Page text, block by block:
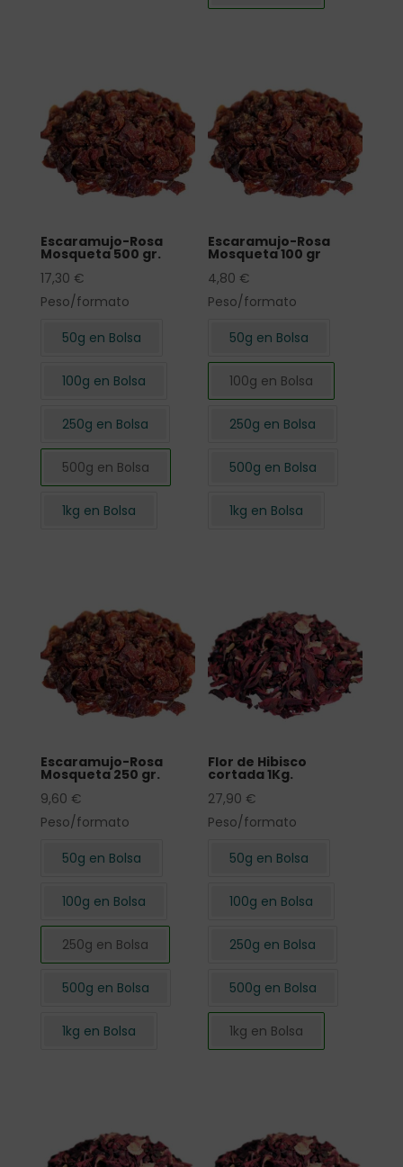
Escaramujo-Rosa
Mosqueta 500 gr.
17,30 €
Peso/formato
50g en Bolsa
100g en Bolsa
250g en Bolsa
500g en Bolsa
1kg en Bolsa
Escaramujo-Rosa
Mosqueta 100 gr
4,80 €
Peso/formato
50g en Bolsa
100g en Bolsa
250g en Bolsa
500g en Bolsa
1kg en Bolsa
Escaramujo-Rosa
Mosqueta 250 gr.
9,60 €
Peso/formato
50g en Bolsa
100g en Bolsa
250g en Bolsa
500g en Bolsa
1kg en Bolsa
Flor de Hibisco
cortada 1Kg.
27,90 €
Peso/formato
50g en Bolsa
100g en Bolsa
250g en Bolsa
500g en Bolsa
1kg en Bolsa